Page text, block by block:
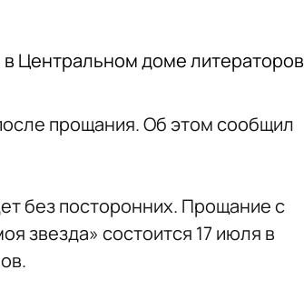
Центральном доме литераторов
прощания. Об этом сообщил
без посторонних. Прощание с
звезда» состоится 17 июля в